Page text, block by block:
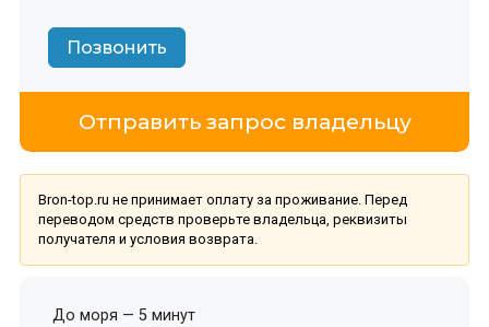
Позвонить
Отправить запрос владельцу
Bron-top.ru не принимает оплату за проживание. Перед
переводом средств проверьте владельца, реквизиты
получателя и условия возврата.
До моря — 5 минут